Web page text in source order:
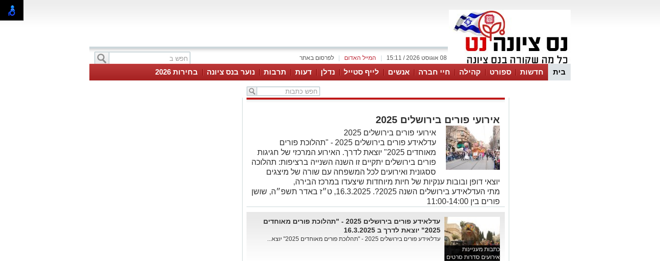
לפרסום באתר המייל האדום 08 אוגוסט 2026 / 15:11
בית חדשות ספורט קהילה חיי חברה אנשים לייף סטייל נדלן דעות תרבות נוער בנס ציונה בחירות 2026
אירועי פורים בירושלים 2025
אירועי פורים בירושלים 2025
עדלאידע פורים בירושלים 2025 - "תהלוכת פורים
מאוחדים 2025" יוצאת לדרך. האירוע המרכזי של חגיגות
פורים בירושלים יתקיים זו השנה השנייה ברציפות: תהלוכה
ססגונית ואירועים לכל המשפחה עם שורה של מיצגים
יוצאי דופן ובובות ענקיות של חיות מיוחדות שיצעדו במרכז הבירה,
מתי העדלאידע בירושלים השנה 2025?. 16.3.2025, ט״ז באדר תשפ״ה, שושן
פורים בין 11:00-14:00
כתבות מעניינות
אירועים סדרות סרטים
עדלאידע פורים בירושלים 2025 - "תהלוכת פורים מאוחדים
2025" יוצאת לדרך ב 16.3.2025
עדלאידע פורים בירושלים 2025 - "תהלוכת פורים מאוחדים 2025" יוצא...